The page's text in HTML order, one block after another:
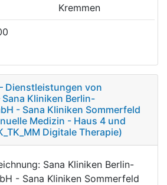
Kremmen
Dienstleistungen von
Kliniken Berlin-
- Sana Kliniken Sommerfeld
Medizin - Haus 4 und
Digitale Therapie)
Sana Kliniken Berlin-
- Sana Kliniken Sommerfeld